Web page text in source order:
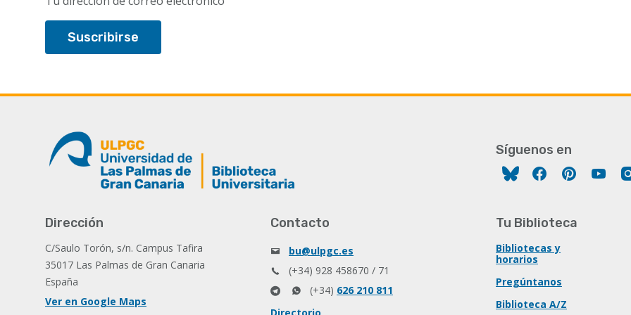
Síguenos en
FacebookPinterest
Dirección
C/Saulo Torón, s/n. Campus Tafira
35017 Las Palmas de Gran Canaria
España
Ver en Google Maps
Contacto
bu@ulpgc.es
(+34) 928 458670 / 71
(+34) 626 210 811
Tu Biblioteca
Bibliotecas y
horarios
Pregúntanos
Biblioteca A/Z